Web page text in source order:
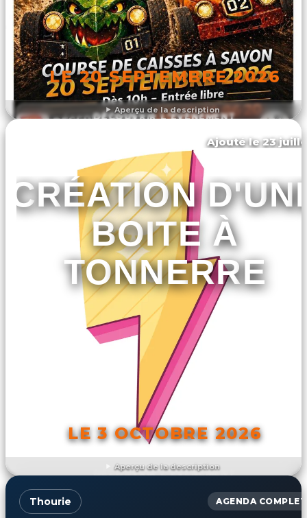
Aperçu de la description
LE 20 SEPTEMBRE 2026
DÉCOUVRIR L'ÉVÉNEMENT
Aperçu de la description
Ajouté le 23
CRÉATION
BOITE À
TONNERRE
LE 3 OCTOBRE 2026
DÉCOUVRIR L'ÉVÉNEMENT
Thourie AGENDA COMPLET